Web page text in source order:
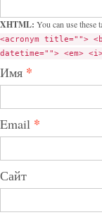
XHTML: You can use these
<acronym title="">
datetime=""> <em>
Имя *
Email *
Сайт